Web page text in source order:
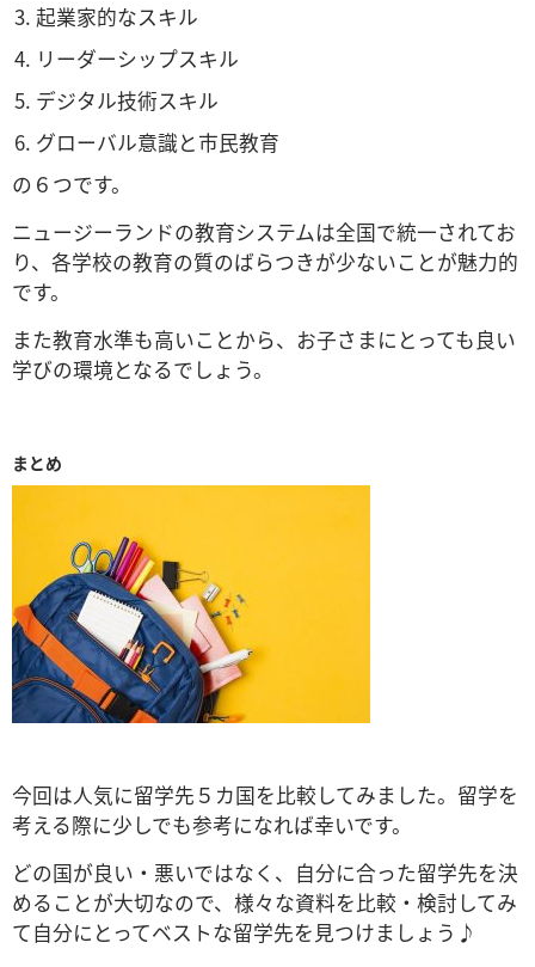
起業家的なスキル
リーダーシップスキル
デジタル技術スキル
グローバル意識と市民教育
の６つです。
ニュージーランドの教育システムは全国で統一されてお
り、各学校の教育の質のばらつきが少ないことが魅力的
です。
また教育水準も高いことから、お子さまにとっても良い
学びの環境となるでしょう。
まとめ
今回は人気に留学先５カ国を比較してみました。留学を
考える際に少しでも参考になれば幸いです。
どの国が良い・悪いではなく、自分に合った留学先を決
めることが大切なので、様々な資料を比較・検討してみ
て自分にとってベストな留学先を見つけましょう♪